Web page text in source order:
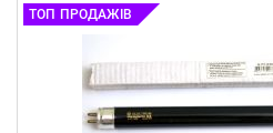
ТОП ПРОДАЖІВ